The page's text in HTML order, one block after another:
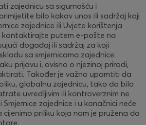
zajednicu sa sigurnošću i
bilo kakav unos ili sadržaj koji
zajednice ili Uvjete korištenja
kontaktirajte putem e-pošte na
događaj ili sadržaj za koji
sa smjernicama zajednice.
prijavu i, ovisno o njezinoj prirodi,
Također je važno upamtiti da
globalnu zajednicu, tako da bilo
uvredljivim ili kontroverznim ne
zajednice i u konačnici neće
priliku koja nam je pružena da